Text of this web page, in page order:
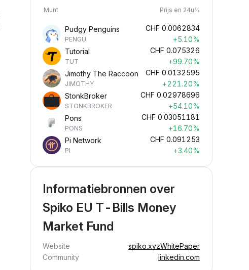
Munt Prijs en 24u%
Pudgy Penguins
PENGU
CHF 0.0062834
+5.10%
Tutorial
TUT
CHF 0.075326
+99.70%
Jimothy The Raccoon
JIMOTHY
CHF 0.0132595
+221.20%
StonkBroker
STONKBROKER
CHF 0.02978696
+54.10%
Pons
PONS
CHF 0.03051181
+16.70%
Pi Network
PI
CHF 0.091253
+3.40%
Informatiebronnen over
Spiko EU T-Bills Money
Market Fund
Website spiko.xyzWhitePaper
Community
linkedin.com